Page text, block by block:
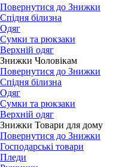
Повернутися до Знижки
Спідня білизна
Одяг
Сумки та рюкзаки
Верхній одяг
Знижки Чоловікам
Повернутися до Знижки
Спідня білизна
Одяг
Сумки та рюкзаки
Верхній одяг
Знижки Товари для дому
Повернутися до Знижки
Господарські товари
Пледи